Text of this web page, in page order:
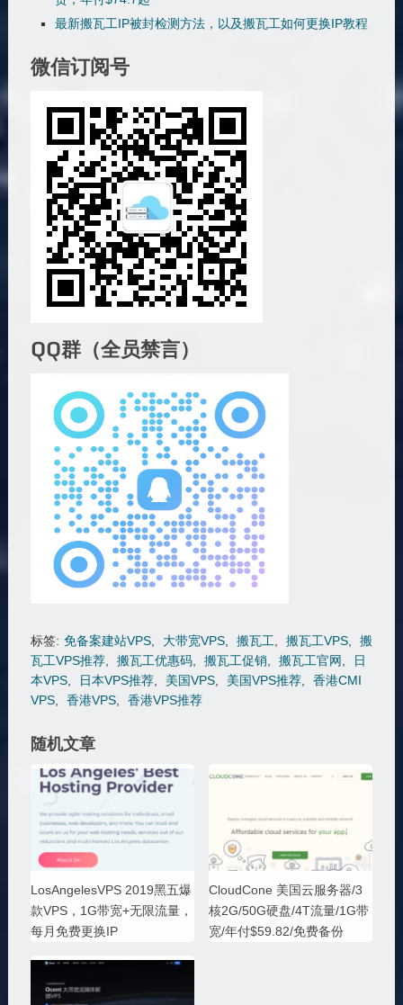
最新搬瓦工IP被封检测方法，以及搬瓦工如何更换IP教程
微信订阅号
QQ群（全员禁言）
标签: 免备案建站VPS, 大带宽VPS, 搬瓦工, 搬瓦工VPS,
搬
瓦工VPS推荐, 搬瓦工优惠码, 搬瓦工促销, 搬瓦工官网,
日
本VPS, 日本VPS推荐, 美国VPS, 美国VPS推荐,
香港CMI
VPS, 香港VPS, 香港VPS推荐
随机文章
LosAngelesVPS 2019黑五爆
款VPS，1G带宽+无限流量，
每月免费更换IP
CloudCone 美国云服务器/3
核2G/50G硬盘/4T流量/1G带
宽/年付$59.82/免费备份